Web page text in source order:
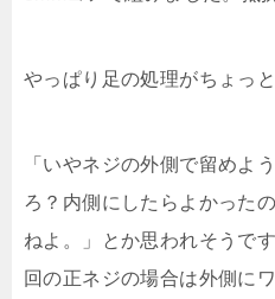
やっぱり足の処理がちょっ
「いやネジの外側で留めよ
ろ？内側にしたらよかった
ねよ。」とか思われそうで
回の正ネジの場合は外側に